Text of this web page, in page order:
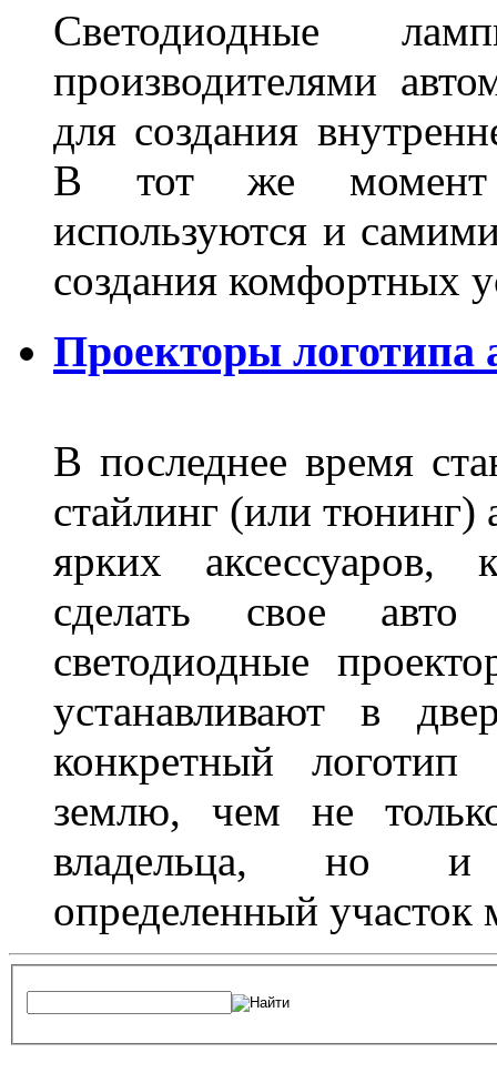
Светодиодные
производителями
для создания
В тот же момент
используются и
создания комфортных
Проекторы логотипа
В последнее время
стайлинг (или тюнинг)
ярких аксессуаров,
сделать свое
светодиодные
устанавливают в
конкретный логотип
землю, чем не
владельца, но и
определенный участок